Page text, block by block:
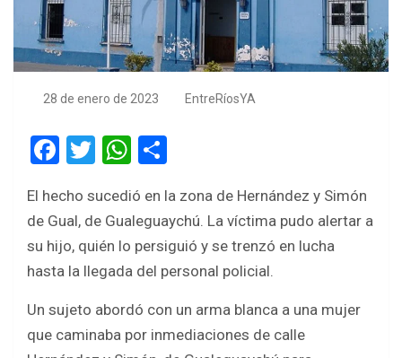
28 de enero de 2023 EntreRíosYA
F
ce
b
o
k
T
tt
er
W
at
s
A
p
ar
e
El hecho sucedió en la zona de Hernández y Simón
de Gual, de Gualeguaychú. La víctima pudo alertar a
su hijo, quién lo persiguió y se trenzó en lucha
hasta la llegada del personal policial.
Un sujeto abordó con un arma blanca a una mujer
que caminaba por inmediaciones de calle